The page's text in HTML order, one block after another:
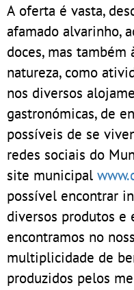
A oferta é vasta,
afamado alvarinho,
doces, mas também
natureza, como
nos diversos
gastronómicas, de
possíveis de se
redes sociais do
site municipal
possível encontrar
diversos produtos e
encontramos no
multiplicidade de
produzidos pelos